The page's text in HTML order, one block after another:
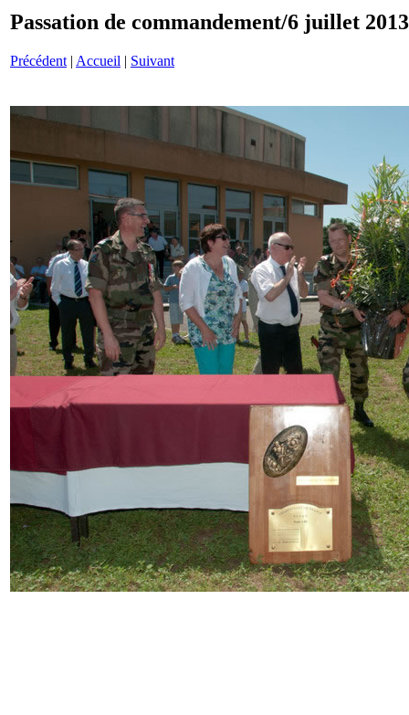
Passation de commandement/6 juillet
Précédent | Accueil | Suivant